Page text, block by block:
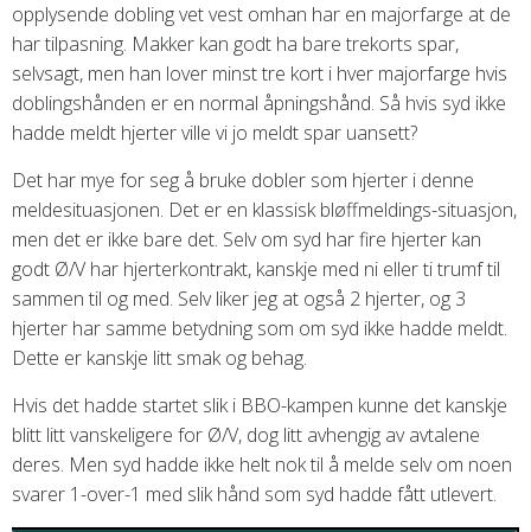
opplysende dobling vet vest omhan har en majorfarge at de
har tilpasning. Makker kan godt ha bare trekorts spar,
selvsagt, men han lover minst tre kort i hver majorfarge hvis
doblingshånden er en normal åpningshånd. Så hvis syd ikke
hadde meldt hjerter ville vi jo meldt spar uansett?
Det har mye for seg å bruke dobler som hjerter i denne
meldesituasjonen. Det er en klassisk bløffmeldings-situasjon,
men det er ikke bare det. Selv om syd har fire hjerter kan
godt Ø/V har hjerterkontrakt, kanskje med ni eller ti trumf til
sammen til og med. Selv liker jeg at også 2 hjerter, og 3
hjerter har samme betydning som om syd ikke hadde meldt.
Dette er kanskje litt smak og behag.
Hvis det hadde startet slik i BBO-kampen kunne det kanskje
blitt litt vanskeligere for Ø/V, dog litt avhengig av avtalene
deres. Men syd hadde ikke helt nok til å melde selv om noen
svarer 1-over-1 med slik hånd som syd hadde fått utlevert.